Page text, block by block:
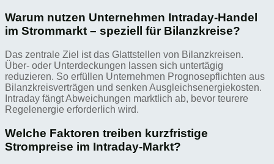
Warum nutzen Unternehmen Intraday-Handel
im Strommarkt – speziell für Bilanzkreise?
Das zentrale Ziel ist das Glattstellen von Bilanzkreisen.
Über- oder Unterdeckungen lassen sich untertägig
reduzieren. So erfüllen Unternehmen Prognosepflichten aus
Bilanzkreisverträgen und senken Ausgleichsenergiekosten.
Intraday fängt Abweichungen marktlich ab, bevor teurere
Regelenergie erforderlich wird.
Welche Faktoren treiben kurzfristige
Strompreise im Intraday-Markt?